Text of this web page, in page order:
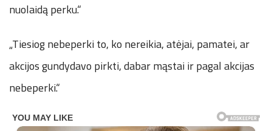
nuolaidą perku.“
„Tiesiog nebeperki to, ko nereikia, atėjai, pamatei, ar
akcijos gundydavo pirkti, dabar mąstai ir pagal akcijas
nebeperki.“